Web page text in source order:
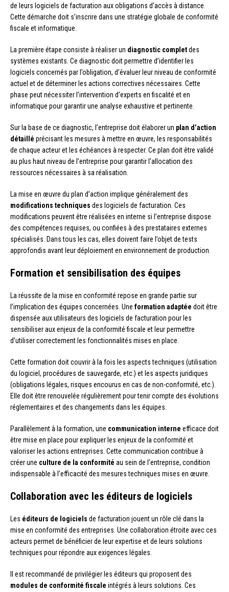
de leurs logiciels de facturation aux obligations d’accès à distance.
Cette démarche doit s’inscrire dans une stratégie globale de conformité
fiscale et informatique.
La première étape consiste à réaliser un diagnostic completdes
systèmes existants. Ce diagnostic doit permettre d’identifier les
logiciels concernés par l’obligation, d’évaluer leur niveau de conformité
actuel et de déterminer les actions correctives nécessaires. Cette
phase peut nécessiter l’intervention d’experts en fiscalité et en
informatique pour garantir une analyse exhaustive et pertinente.
Sur la base de ce diagnostic, l’entreprise doit élaborer un plan d’action
détaillé précisant les mesures à mettre en œuvre, les responsabilités
de chaque acteur et les échéances à respecter. Ce plan doit être validé
au plus haut niveau de l’entreprise pour garantir l’allocation des
ressources nécessaires à sa réalisation.
La mise en œuvre du plan d’action implique généralement des
modifications techniques des logiciels de facturation. Ces
modifications peuvent être réalisées en interne si l’entreprise dispose
des compétences requises, ou confiées à des prestataires externes
spécialisés. Dans tous les cas, elles doivent faire l’objet de tests
approfondis avant leur déploiement en environnement de production.
Formation et sensibilisation des équipes
La réussite de la mise en conformité repose en grande partie sur
l’implication des équipes concernées. Une formation adaptée doit être
dispensée aux utilisateurs des logiciels de facturation pour les
sensibiliser aux enjeux de la conformité fiscale et leur permettre
d’utiliser correctement les fonctionnalités mises en place.
Cette formation doit couvrir à la fois les aspects techniques (utilisation
du logiciel, procédures de sauvegarde, etc.) et les aspects juridiques
(obligations légales, risques encourus en cas de non-conformité, etc.).
Elle doit être renouvelée régulièrement pour tenir compte des évolutions
réglementaires et des changements dans les équipes.
Parallèlement à la formation, une communication interne efficace doit
être mise en place pour expliquer les enjeux de la conformité et
valoriser les actions entreprises. Cette communication contribue à
créer une culture de la conformité au sein de l’entreprise, condition
indispensable à l’efficacité des mesures techniques mises en œuvre.
Collaboration avec les éditeurs de logiciels
Les éditeurs de logiciels de facturation jouent un rôle clé dans la
mise en conformité des entreprises. Une collaboration étroite avec ces
acteurs permet de bénéficier de leur expertise et de leurs solutions
techniques pour répondre aux exigences légales.
Il est recommandé de privilégier les éditeurs qui proposent des
modules de conformité fiscale intégrés à leurs solutions. Ces